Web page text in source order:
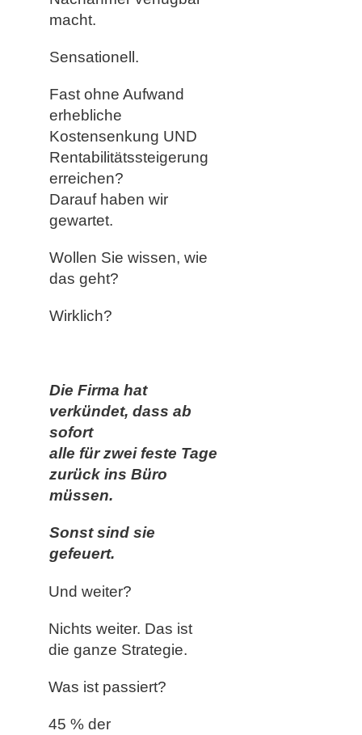
macht.
Sensationell.
Fast ohne Aufwand
erhebliche
Kostensenkung UND
Rentabilitätssteigerung
erreichen?
Darauf haben wir
gewartet.
Wollen Sie wissen, wie
das geht?
Wirklich?
Die Firma hat
verkündet, dass ab
sofort
alle für zwei feste Tage
zurück ins Büro
müssen.
Sonst sind sie
gefeuert.
Und weiter?
Nichts weiter. Das ist
die ganze Strategie.
Was ist passiert?
45 % der